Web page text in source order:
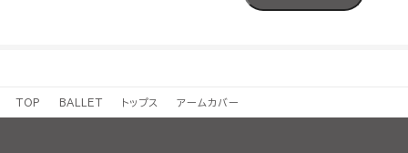
TOP BALLET トップス アームカバー